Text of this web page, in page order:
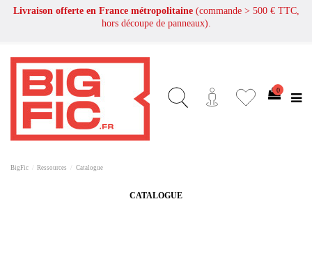
Livraison offerte en France métropolitaine (commande > 500 € TTC,
hors découpe de panneaux).
0
BigFic Ressources Catalogue
CATALOGUE